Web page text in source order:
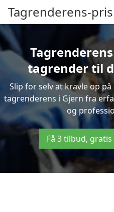
Tagrenderens-
tagrender til
Slip for selv at kravle op
tagrenderens i Gjern fra
og
Få 3 tilbud,